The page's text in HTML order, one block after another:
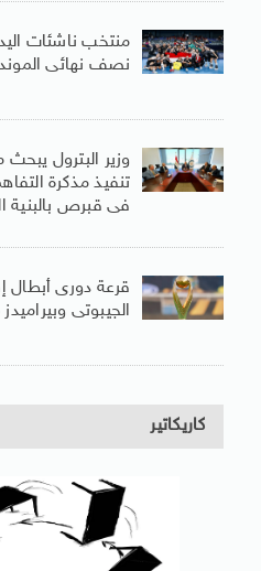
منتخب ناشئات
نصف نهائى
وزير البترول
تنفيذ مذكرة
فى قبرص بالبنية
قرعة دورى أبطال
الجيبوتى
كاريكاتير